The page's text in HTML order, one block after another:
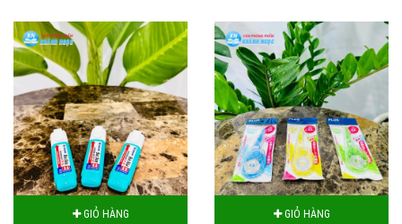
GIỎ HÀNG GIỎ HÀNG